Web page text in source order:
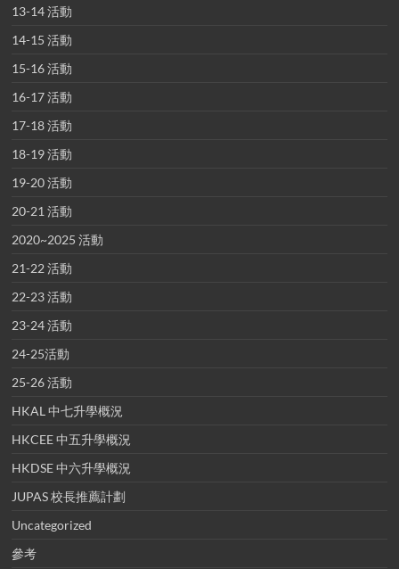
13-14 活動
14-15 活動
15-16 活動
16-17 活動
17-18 活動
18-19 活動
19-20 活動
20-21 活動
2020~2025 活動
21-22 活動
22-23 活動
23-24 活動
24-25活動
25-26 活動
HKAL 中七升學概況
HKCEE 中五升學概況
HKDSE 中六升學概況
JUPAS 校長推薦計劃
Uncategorized
參考